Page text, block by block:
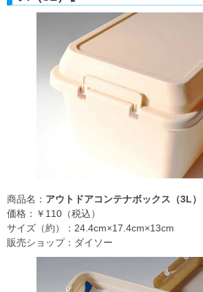
商品名： アウトドアコンテナボックス（3L）
価格：￥110（税込）
サイズ（約）：24.4cm×17.4cm×13cm
販売ショップ：ダイソー